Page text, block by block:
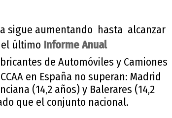
sigue aumentando hasta alcanzar
último Informe Anual
de Automóviles y Camiones
en España no superan: Madrid
(14,2 años) y Balerares (14,2
que el conjunto nacional.